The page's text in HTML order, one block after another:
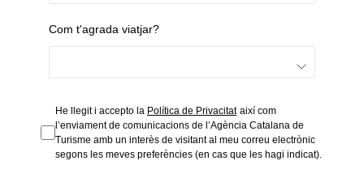
Com t'agrada viatjar?
He llegit i accepto la Política de Privacitat així com
l’enviament de comunicacions de l’Agència Catalana de
Turisme amb un interès de visitant al meu correu electrònic
segons les meves preferències (en cas que les hagi indicat).